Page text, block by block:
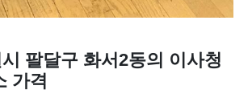
팔달구 화서2동의 이사청
가격